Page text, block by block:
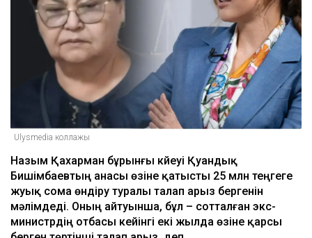
Ulysmedia коллажы
Назым Қахарман бұрынғы күйеуі Қуандық
Бишімбаевтың анасы өзіне қатысты 25 млн теңгеге
жуық сома өндіру туралы талап арыз бергенін
мәлімдеді. Оның айтуынша, бұл – сотталған экс-
министрдің отбасы кейінгі екі жылда өзіне қарсы